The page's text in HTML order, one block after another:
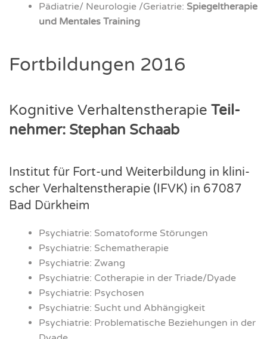
Pädiatrie/ Neu­ro­lo­gie /Geriatrie: Spie­gel­the­ra­pie
und Men­ta­les Trai­ning
Fort­bil­dun­gen 2016
Kogni­ti­ve Ver­hal­tens­the­ra­pie Teil­
neh­mer: Ste­phan Schaab
Insti­tut für Fort-und Wei­ter­bil­dung in kli­ni­
scher Ver­hal­tens­the­ra­pie (IFVK) in 67087
Bad Dürk­heim
Psych­ia­trie: Somat­o­for­me Stö­run­gen
Psych­ia­trie: Sche­ma­the­ra­pie
Psych­ia­trie: Zwang
Psych­ia­trie: Cothe­ra­pie in der Triade/Dyade
Psych­ia­trie: Psy­cho­sen
Psych­ia­trie: Sucht und Abhän­gig­keit
Psych­ia­trie: Pro­ble­ma­ti­sche Bezie­hun­gen in der